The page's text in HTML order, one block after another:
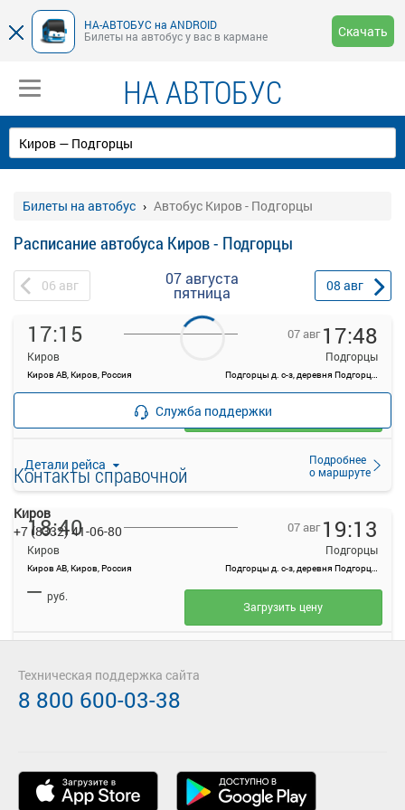
НА-АВТОБУС на ANDROID
Билеты на автобус у вас в кармане
Скачать
НА АВТОБУС
Билеты на автобус Автобус Киров - Подгорцы
Расписание автобуса Киров - Подгорцы
06 авг 07 августа
пятница 08 авг
17:15
Киров
Киров АВ, Киров, Россия
07 авг 17:48
Подгорцы
Подгорцы д. с-з, деревня Подгорцы, Россия
Детали рейса
Подробнее
о маршруте
—
Загрузить цену
18:40
Киров
Киров АВ, Киров, Россия
07 авг 19:13
Подгорцы
Подгорцы д. с-з, деревня Подгорцы, Россия
— руб.
Загрузить цену
Служба поддержки
Контакты справочной
Киров
+7 (8332) 41-06-80
Техническая поддержка сайта
8 800 600-03-38